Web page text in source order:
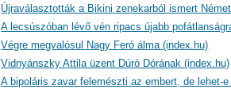
Újraválasztották a Bikini zenekarból ismert
A lecsúszóban lévő vén ripacs újabb
Végre megvalósul Nagy Feró álma (index.hu)
Vidnyánszky Attila üzent Dúró Dórának (index.hu)
A bipoláris zavar felemészti az embert, de lehet-